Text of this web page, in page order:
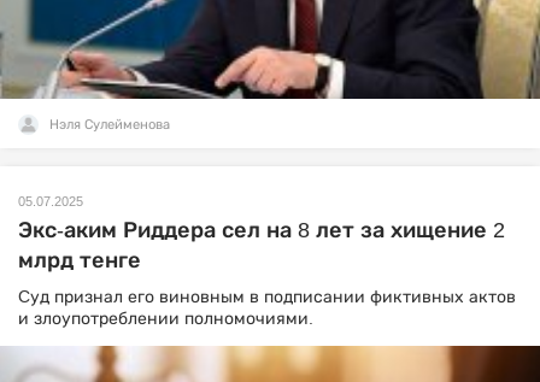
Нэля Сулейменова
05.07.2025
Экс-аким Риддера сел на 8 лет за хищение 2
млрд тенге
Cуд признал его виновным в подписании фиктивных актов
и злоупотреблении полномочиями.